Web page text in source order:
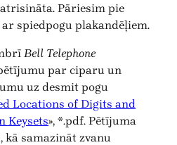
Pāriesim pie
spiedpogu plakandēļiem.
Bell Telephone
par ciparu un
uz desmit pogu
Locations of Digits and
Keysets», *.pdf. Pētījuma
kā samazināt zvanu